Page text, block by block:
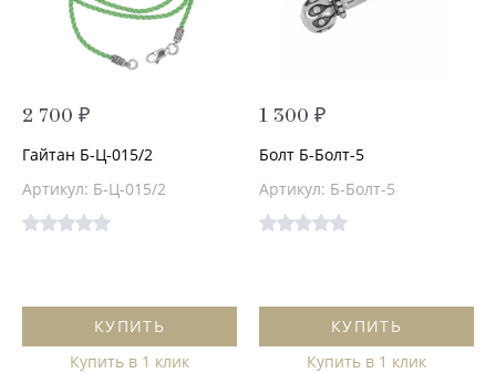
2 700 ₽
Гайтан Б-Ц-015/2
Артикул: Б-Ц-015/2
КУПИТЬ
Купить в 1 клик
1 300 ₽
Болт Б-Болт-5
Артикул: Б-Болт-5
КУПИТЬ
Купить в 1 клик